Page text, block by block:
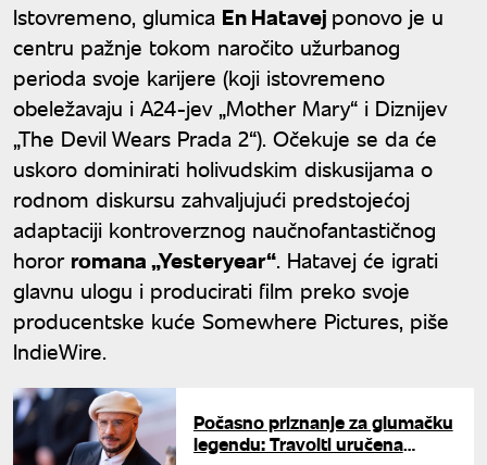
Istovremeno, glumica En Hatavej ponovo je u
centru pažnje tokom naročito užurbanog
perioda svoje karijere (koji istovremeno
obeležavaju i A24-jev „Mother Mary“ i Diznijev
„The Devil Wears Prada 2“). Očekuje se da će
uskoro dominirati holivudskim diskusijama o
rodnom diskursu zahvaljujući predstojećoj
adaptaciji kontroverznog naučnofantastičnog
horor romana „Yesteryear“. Hatavej će igrati
glavnu ulogu i producirati film preko svoje
producentske kuće Somewhere Pictures, piše
IndieWire.
Počasno priznanje za glumačku
legendu: Travolti uručena